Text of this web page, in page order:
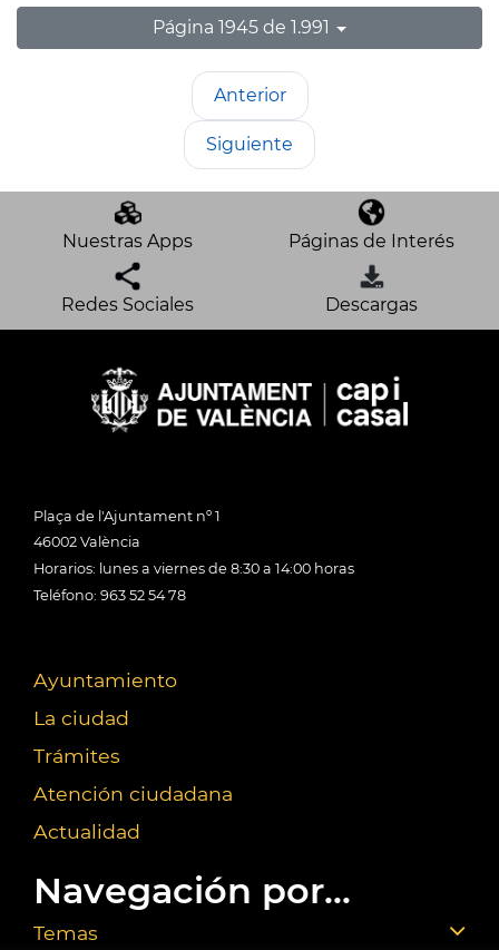
Página 1945 de 1.991
Anterior
Siguiente
Nuestras Apps Páginas de Interés
Redes Sociales Descargas
Plaça de l'Ajuntament nº 1
46002 València
Horarios: lunes a viernes de 8:30 a 14:00 horas
Teléfono: 963 52 54 78
Ayuntamiento
La ciudad
Trámites
Atención ciudadana
Actualidad
Navegación por...
Temas